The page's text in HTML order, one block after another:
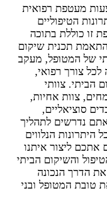
מעטפת רפואית
הטיפוליים
זו כוללת בתוכה
תכנית שיקום
של המטופל, מעקב
צורך רפואי,
הביתי. צוותי
צוות אחיות,
סוציאליים,
נדרשים לתהליך
הנלווים
אתכם ליצור איתנו
והשיקום הביתי
הדרך הנכונה
טובת המטופל ובני